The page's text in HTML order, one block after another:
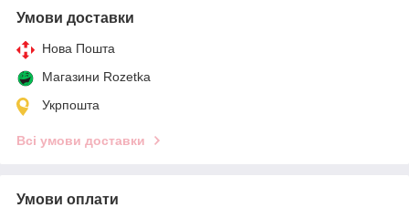
Умови доставки
Нова Пошта
Магазини Rozetka
Укрпошта
Всі умови доставки
Умови оплати